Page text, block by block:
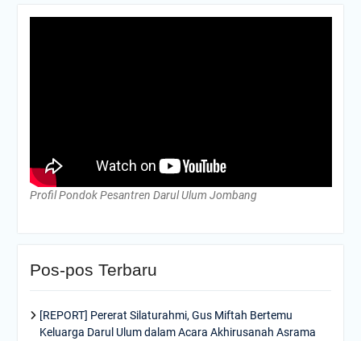
Profil Pondok Pesantren Darul Ulum Jombang
Pos-pos Terbaru
[REPORT] Pererat Silaturahmi, Gus Miftah Bertemu
Keluarga Darul Ulum dalam Acara Akhirusanah Asrama